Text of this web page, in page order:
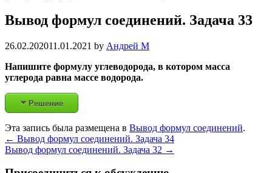
б
и
и
Вывод формул соединений. Задача 33
26.02.202011.01.2021 by Андрей М
Напишите формулу углеводорода, в котором масса
углерода равна массе водорода.
Решение
Эта запись была размещена в Вывод формул соединений.
Post
navigation
← Вывод формул соединений. Задача 34
Вывод формул соединений. Задача 32 →